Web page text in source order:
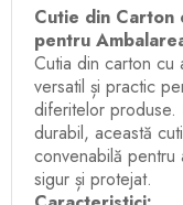
Cutie din Carton
pentru
Cutia din carton cu
versatil și practic
diferitelor produse.
durabil, această
convenabilă pentru
sigur și protejat.